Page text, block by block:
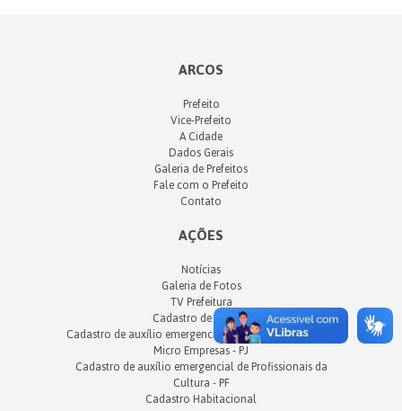
ARCOS
Prefeito
Vice-Prefeito
A Cidade
Dados Gerais
Galeria de Prefeitos
Fale com o Prefeito
Contato
AÇÕES
Notícias
Galeria de Fotos
TV Prefeitura
Cadastro de Artistas
Cadastro de auxílio emergencial de Espaços Culturais e
Micro Empresas - PJ
Cadastro de auxílio emergencial de Profissionais da
Cultura - PF
Cadastro Habitacional